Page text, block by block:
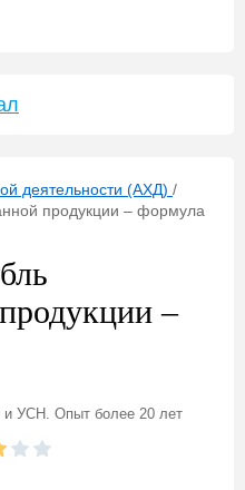
деятельности (АХД) /
продукции – формула
–
УСН. Опыт более 20 лет